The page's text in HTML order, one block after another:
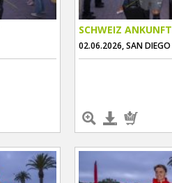
SCHWEIZ ANKUNFT
02.06.2026, SAN DIEGO